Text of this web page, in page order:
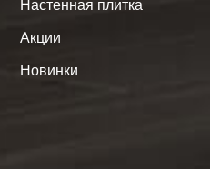
Настенная плитка
Акции
Новинки